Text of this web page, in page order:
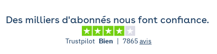
Des milliers d'abonnés nous font confiance.
Trustpilot Bien | 7865avis